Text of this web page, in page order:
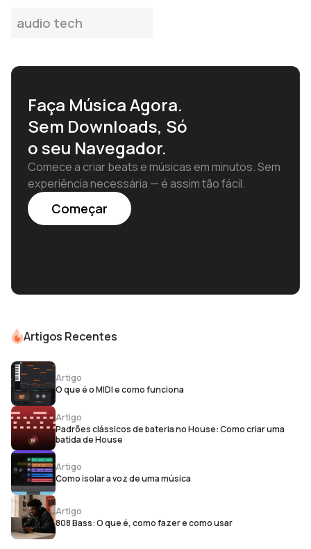
condensador. Os painéis de tratamento
audio tech
Faça Música Agora.
Sem Downloads, Só
o seu Navegador.
Comece a criar beats e músicas em minutos. Sem
experiência necessária — é assim tão fácil.
Começar
Artigos Recentes
Artigo
O que é o MIDI e como funciona
Artigo
Padrões clássicos de bateria no House: Como criar uma
batida de House
Artigo
Como isolar a voz de uma música
Artigo
808 Bass: O que é, como fazer e como usar